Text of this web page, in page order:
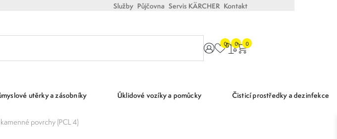
Služby Půjčovna Servis KÄRCHER Kontakt
0 0 0
utěrky a zásobníky Úklidové vozíky a pomůcky Čisticí prostředky a dezinfekce
povrchy (PCL 4)